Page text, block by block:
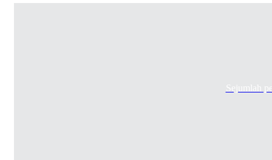
Sejumlah